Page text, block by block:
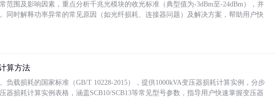
范围及影响因素，重点分析千兆光模块的收光标准（典型值为-3dBm至-24dBm），并
同时解释功率异常的常见原因（如光纤损耗、连接器问题）及解决方案，帮助用户快
算方法
负载损耗的国家标准（GB/T 10228-2015），提供1000kVA变压器损耗计算实例，分步
器损耗计算实例表格，涵盖SCB10/SCB13等常见型号参数，指导用户快速掌握变压器